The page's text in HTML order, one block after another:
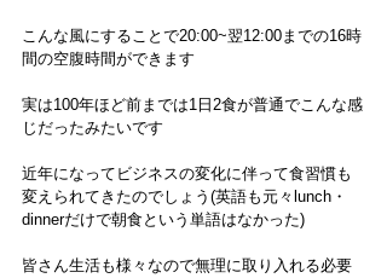
こんな風にすることで20:00~翌12:00までの16時
間の空腹時間ができます
実は100年ほど前までは1日2食が普通でこんな感
じだったみたいです
近年になってビジネスの変化に伴って食習慣も
変えられてきたのでしょう(英語も元々lunch・
dinnerだけで朝食という単語はなかった)
皆さん生活も様々なので無理に取り入れる必要